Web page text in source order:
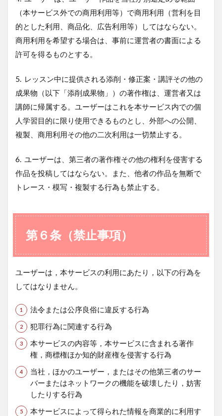
（本サービス外での商用利用等）で商用利用（営利を目
的とした利用、商品化、広告利用等）してはならない。
商用利用を希望する場合は、事前に運営者の書面による
許可を得るものとする。
5. レッスン中に提供される添削・修正案・講評その他の
成果物（以下「添削成果物」）の著作権は、運営者又は
講師に帰属する。ユーザーはこれを本サービス内での個
人学習目的に限り使用できるものとし、外部への公開、
複製、商用利用その他の二次利用は一切禁止する。
6. ユーザーは、第三者の著作権その他の権利を侵害する
作品を投稿してはならない。また、他者の作品を無断で
トレース・模写・複製する行為も禁止する。
第６条（禁止事項）
ユーザーは，本サービスの利用にあたり，以下の行為を
してはなりません。
法令または公序良俗に違反する行為
犯罪行為に関連する行為
本サービスの内容等，本サービスに含まれる著作
権，商標権ほか知的財産権を侵害する行為
当社，ほかのユーザー，またはその他第三者のサー
バーまたはネットワークの機能を破壊したり，妨害
したりする行為
本サービスによって得られた情報を商業的に利用す